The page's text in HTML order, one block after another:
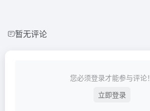
暂无评论
您必须登录才能参与评论！
立即登录